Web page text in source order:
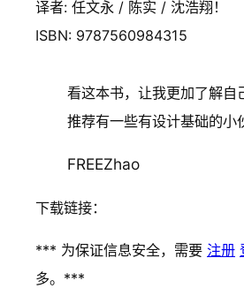
译者: 任文永 / 陈实 / 沈浩翔！
ISBN: 9787560984315
看这本书，让我更加了解自
推荐有一些有设计基础的小
FREEZhao
下载链接：
*** 为保证信息安全，需要 注册
多。***